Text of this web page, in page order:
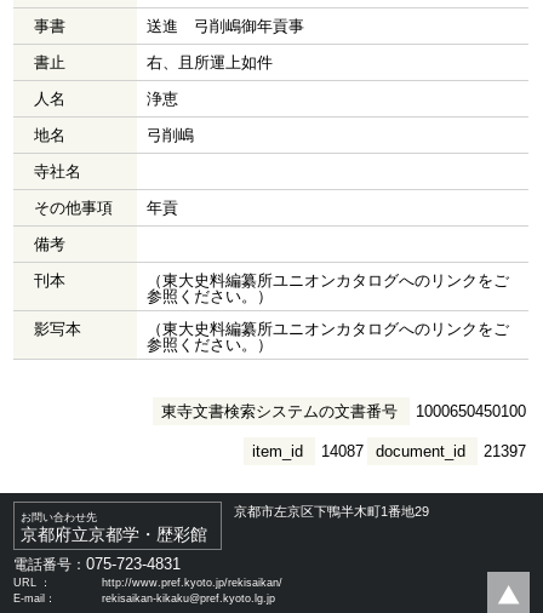
事書
送進 弓削嶋御年貢事
書止
右、且所運上如件
人名
浄恵
地名
弓削嶋
寺社名
その他事項
年貢
備考
刊本
（東大史料編纂所ユニオンカタログへのリンクをご
参照ください。）
影写本
（東大史料編纂所ユニオンカタログへのリンクをご
参照ください。）
東寺文書検索システムの文書番号 1000650450100
document_id 21397
item_id 14087
お問い合わせ先
京都府立京都学・歴彩館
京都市左京区下鴨半木町1番地29
電話番号：075-723-4831
URL ：
http://www.pref.kyoto.jp/rekisaikan/
E-mail：
rekisaikan-kikaku@pref.kyoto.lg.jp